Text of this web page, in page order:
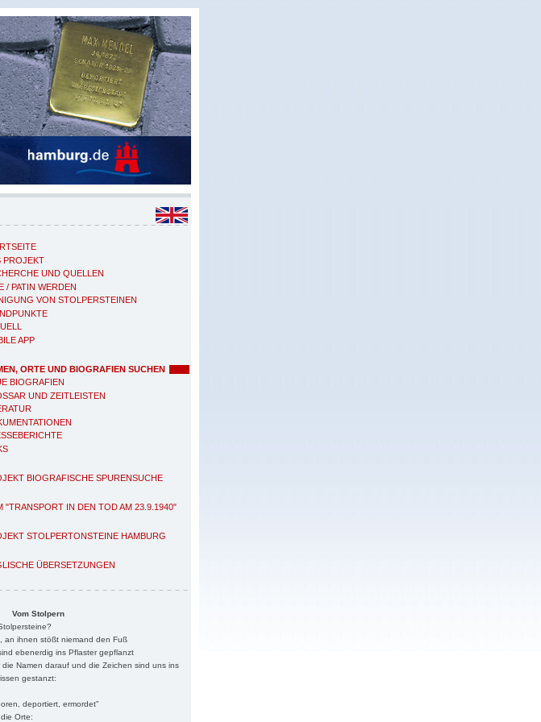
PROJEKT
UND QUELLEN
/ PATIN WERDEN
VON STOLPERSTEINEN
APP
ORTE UND BIOGRAFIEN SUCHEN
BIOGRAFIEN
UND ZEITLEISTEN
BIOGRAFISCHE SPURENSUCHE
"TRANSPORT IN DEN TOD AM 23.9.1940"
STOLPERTONSTEINE HAMBURG
ÜBERSETZUNGEN
Vom Stolpern
an ihnen stößt niemand den Fuß
ebenerdig ins Pflaster gepflanzt
die Namen darauf und die Zeichen sind uns ins
gestanzt:
deportiert, ermordet"
Orte: